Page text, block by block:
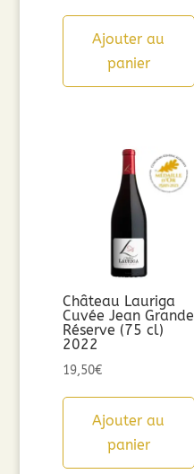
Ajouter au
panier
Château Lauriga
Cuvée Jean Grande
Réserve (75 cl)
2022
19,50€
Ajouter au
panier